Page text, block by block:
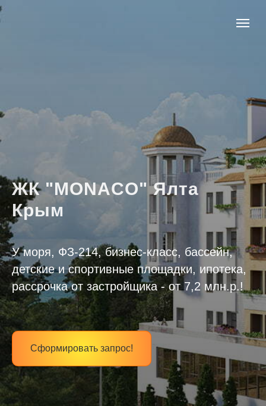
ЖК "MONACO" Ялта
Крым
У моря, ФЗ-214, бизнес-класс, бассейн,
детские и спортивные площадки, ипотека,
рассрочка от застройщика - от 7,2 млн.р.!
Сформировать запрос!